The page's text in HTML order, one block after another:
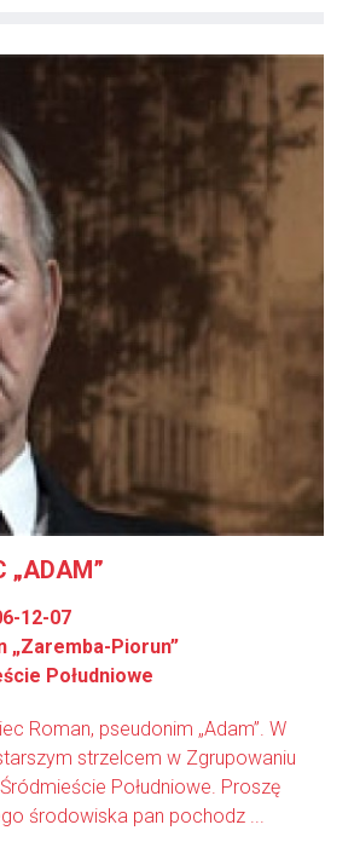
„ADAM”
12-07
„Zaremba-Piorun”
Południowe
Roman, pseudonim „Adam”. W
strzelcem w Zgrupowaniu
Południowe. Proszę
środowiska pan pochodz ...